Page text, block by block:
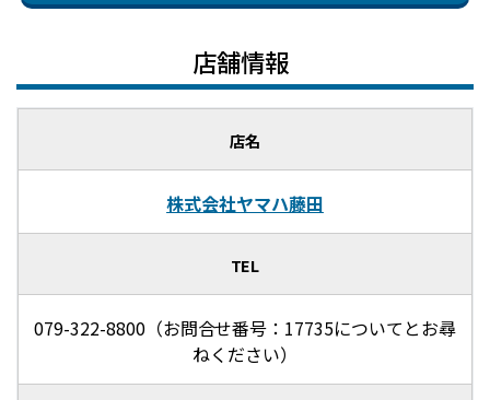
店舗情報
店名
株式会社ヤマハ藤田
TEL
079-322-8800（お問合せ番号：17735についてとお尋
ねください）